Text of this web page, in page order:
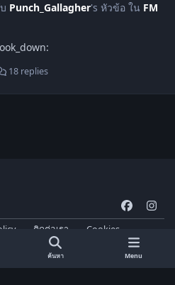
Punch_Gallagher's หัวข้อ ใน FM
18 replies
a
b
n
s
t
a
ติดต่อเรา
Cookies
by Invision Community
ค้นหา Menu